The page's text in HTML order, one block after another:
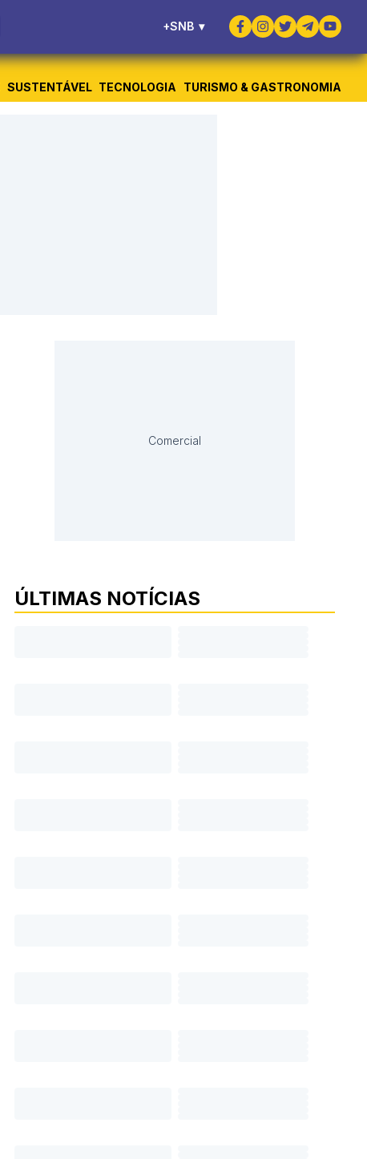
+SNB ▾
SUSTENTÁVEL TECNOLOGIA TURISMO & GASTRONOMIA
Comercial
ÚLTIMAS NOTÍCIAS